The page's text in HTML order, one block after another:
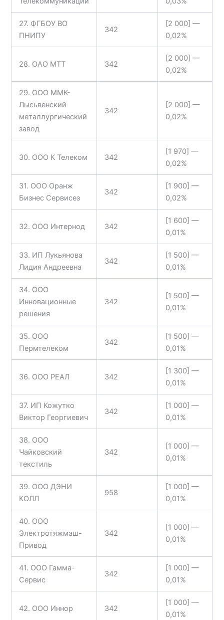
27. ФГБОУ ВО
ПНИПУ
342
[2 000] —
0,02%
28. ОАО МТТ 342
[2 000] —
0,02%
29. ООО ММК-
Лысьвенский
металлургический
завод
342
[2 000] —
0,02%
30. ООО К Телеком 342
[1 970] —
0,02%
31. ООО Оранж
Бизнес Сервисез
342
[1 900] —
0,02%
32. ООО Интернод 342
[1 600] —
0,01%
33. ИП Лукьянова
Лидия Андреевна
342
[1 500] —
0,01%
34. ООО
Инновационные
решения
342
[1 500] —
0,01%
35. ООО
Пермтелеком
342
[1 500] —
0,01%
36. ООО РЕАЛ 342
[1 300] —
0,01%
37. ИП Кожутко
Виктор Георгиевич
342
[1 000] —
0,01%
38. ООО
Чайковский
текстиль
342
[1 000] —
0,01%
39. ООО ДЭНИ
КОЛЛ
958
[1 000] —
0,01%
40. ООО
Электротяжмаш-
Привод
342
[1 000] —
0,01%
41. ООО Гамма-
Сервис
342
[1 000] —
0,01%
42. ООО Иннор 342
[1 000] —
0,01%